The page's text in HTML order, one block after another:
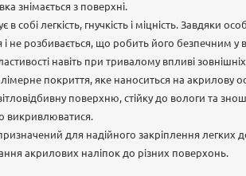
знімається з поверхні.
собі легкість, гнучкість і міцність. Завдяки
не розбивається, що робить його безпечним у
навіть при тривалому впливі
покриття, яке наноситься на акрилову
поверхню, стійку до вологи та
викривлюватися.
для надійного закріплення легких
акрилових наліпок до різних поверхонь.